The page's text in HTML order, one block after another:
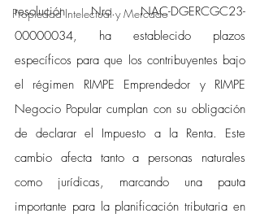
Propiedad Intelectual y Mercado
resolución Nro. NAC-DGERCGC23-
00000034, ha establecido plazos
específicos para que los contribuyentes bajo
el régimen RIMPE Emprendedor y RIMPE
Negocio Popular cumplan con su obligación
de declarar el Impuesto a la Renta. Este
cambio afecta tanto a personas naturales
como jurídicas, marcando una pauta
importante para la planificación tributaria en